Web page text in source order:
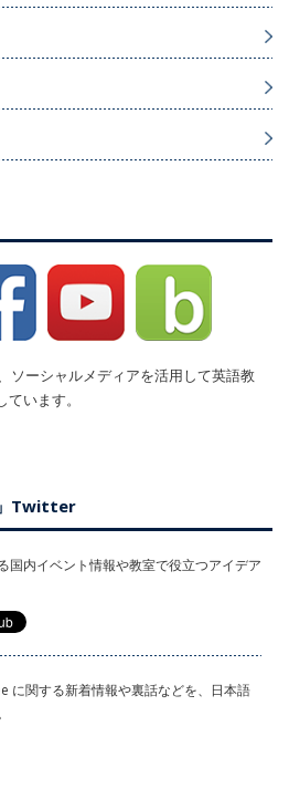
ソーシャルメディアを活用して英語教
います。
」Twitter
国内イベント情報や教室で役立つアイデア
に関する新着情報や裏話などを、日本語